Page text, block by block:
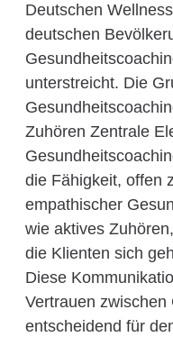
Deutschen
deutschen
unterstreicht. Die
Zuhören Zentrale
die Fähigkeit, offen
empathischer
wie aktives
die Klienten sich
Diese
Vertrauen
entscheidend für